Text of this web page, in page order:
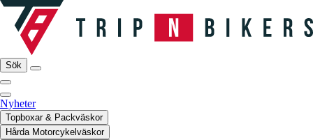
Sök
Nyheter
Topboxar & Packväskor
Hårda Motorcykelväskor